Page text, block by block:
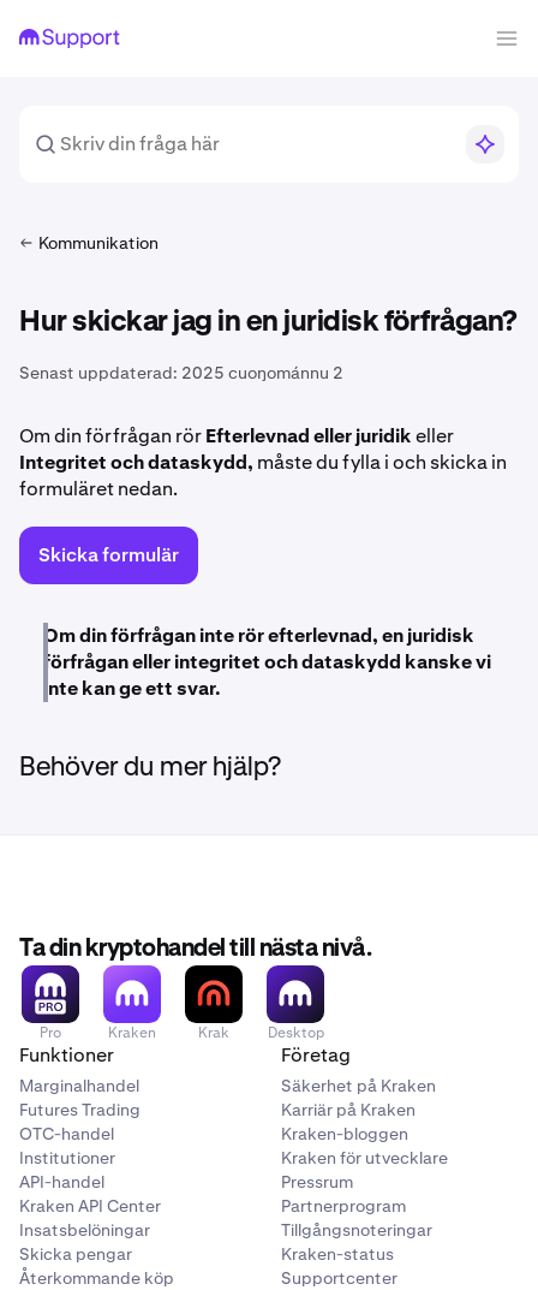
Kommunikation
Hur skickar jag in en juridisk förfrågan?
Senast uppdaterad: 2025 cuoŋománnu 2
Om din förfrågan rörEfterlevnad eller juridikeller
Integritet och dataskydd, måste du fylla i och skicka in
formuläret nedan.
Skicka formulär
Om din förfrågan inte rör efterlevnad, en juridisk
förfrågan eller integritet och dataskydd kanske vi
inte kan ge ett svar.
Behöver du mer hjälp?
Ta din kryptohandel till nästa nivå.
Pro Kraken Krak Desktop
Funktioner
Marginalhandel
Futures Trading
OTC-handel
Institutioner
API-handel
Kraken API Center
Insatsbelöningar
Skicka pengar
Återkommande köp
Företag
Säkerhet på Kraken
Karriär på Kraken
Kraken-bloggen
Kraken för utvecklare
Pressrum
Partnerprogram
Tillgångsnoteringar
Kraken-status
Supportcenter